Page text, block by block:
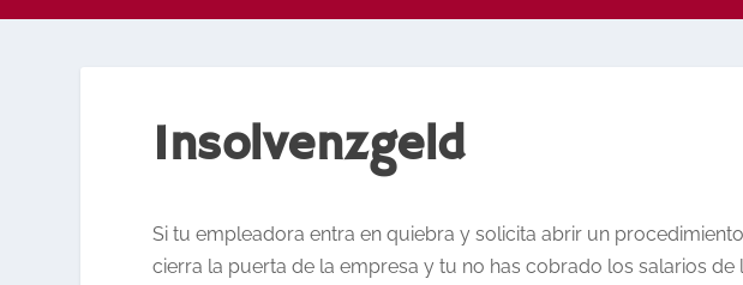
Insolvenzgeld
Si tu empleadora entra en quiebra y solicita abrir un
cierra la puerta de la empresa y tu no has cobrado los salarios